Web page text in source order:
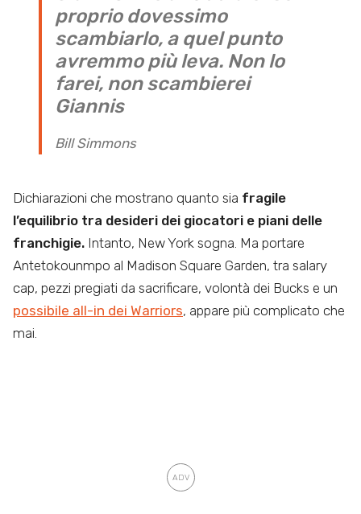
proprio dovessimo
scambiarlo, a quel punto
avremmo più leva. Non lo
farei, non scambierei
Giannis
Bill Simmons
Dichiarazioni che mostrano quanto sia fragile
l’equilibrio tra desideri dei giocatori e piani delle
franchigie. Intanto, New York sogna. Ma portare
Antetokounmpo al Madison Square Garden, tra salary
cap, pezzi pregiati da sacrificare, volontà dei Bucks e un
possibile all-in dei Warriors, appare più complicato che
mai.